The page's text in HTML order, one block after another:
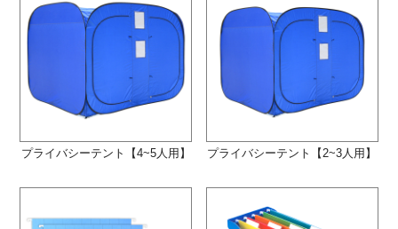
プライバシーテント【4~5人用】 プライバシーテント【2~3人用】